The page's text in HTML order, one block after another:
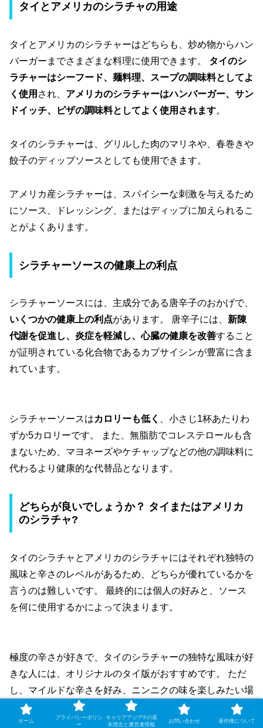
タイとアメリカのシラチャの用途
タイとアメリカのシラチャーはどちらも、炒め物からハン
バーガーまでさまざまな料理に使用できます。 タイのシ
ラチャーはシーフード、麺料理、スープの調味料としてよ
く使用 され、 アメリカのシラチャーはハンバーガー、サン
ドイッチ、ピザの調味料としてよく使用されます。
タイのシラチャーは、グリルした肉のマリネや、春巻きや
餃子のディップソースとしても使用できます。
アメリカ産シラチャーは、スパイシーな刺激を与えるため
にソース、ドレッシング、またはディップに加えられるこ
とがよくあります。
シラチャーソースの健康上の利点
シラチャーソースには、主成分である唐辛子のおかげで、
いくつかの健康上の利点があります。 唐辛子には、 新陳
代謝を促進し、炎症を軽減し、心臓の健康を改善すること
が証明されている化合物であるカプサイシンが豊富に含ま
れています。
シラチャーソースはカロリーも低く
、小さじ1杯あたりわ
ずか5カロリーです。 また、無脂肪でコレステロールも含
まないため、マヨネーズやケチャップなどの他の調味料に
代わるより健康的な代替品となります。
どちらが良いでしょうか？ タイまたはアメリカ
のシラチャ?
タイのシラチャとアメリカのシラチャにはそれぞれ独特の
風味と辛さのレベルがあるため、どちらが優れているかを
言うのは難しいです。 最終的には個人の好みと、ソース
を何に使用するかによって決まります。
極度の辛さが好きで、タイのシラチャーの独特な風味が好
きな人には、オリジナルのタイ版がおすすめです。 ただ
し、マイルドな辛さを好み、ニンニクの味を楽しみたい場
合は、アメリカン シラチャが最適な調味料です。
ホーム
プライバシーポリシ
ー
キャリアアジア®の基
本理念と運営者情報
お問い合わせ 著作権について